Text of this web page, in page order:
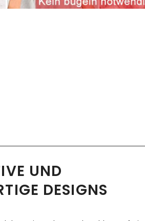
UND
DESIGNS